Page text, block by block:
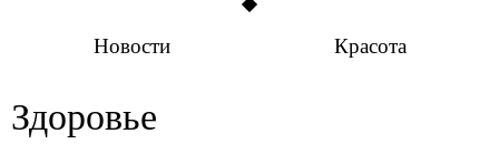
Новости Красота
Здоровье